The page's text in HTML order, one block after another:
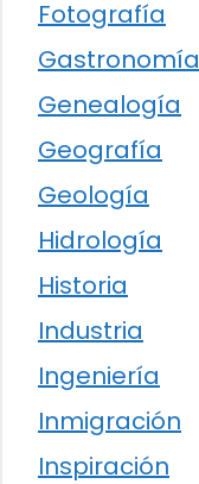
Fotografía
Gastronomía
Genealogía
Geografía
Geología
Hidrología
Historia
Industria
Ingeniería
Inmigración
Inspiración